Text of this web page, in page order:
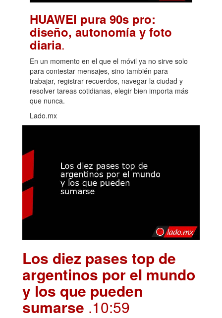
HUAWEI pura 90s pro:
diseño, autonomía y foto
diaria.
En un momento en el que el móvil ya no sirve solo
para contestar mensajes, sino también para
trabajar, registrar recuerdos, navegar la ciudad y
resolver tareas cotidianas, elegir bien importa más
que nunca.
Lado.mx
Los diez pases top de
argentinos por el mundo
y los que pueden
sumarse .10:59